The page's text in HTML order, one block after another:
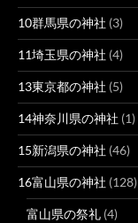
10群馬県の神社 (3)
11埼玉県の神社 (4)
13東京都の神社 (5)
14神奈川県の神社 (1)
15新潟県の神社 (46)
16富山県の神社 (128)
富山県の祭礼 (4)